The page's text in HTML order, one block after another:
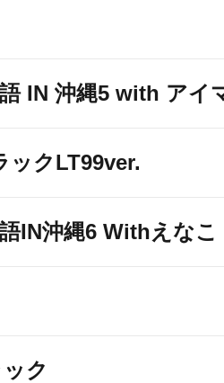
IN 沖縄5 with アイ
ックLT99ver.
IN沖縄6 Withえなこ
ク